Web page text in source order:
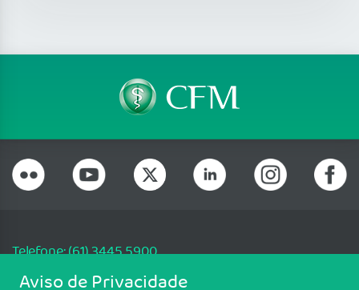
Telefone: (61) 3445 5900
Email: cfm@portalmedico.org.br
Aviso de Privacidade